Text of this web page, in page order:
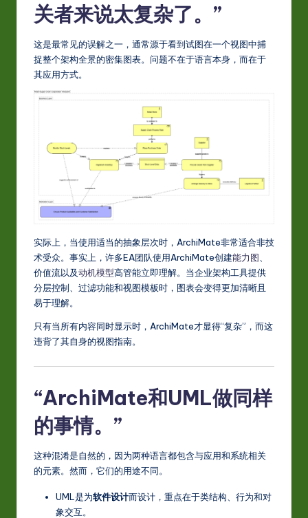
C
hi
in
A
&
ft
关者来说太复杂了。”
这是最常见的误解之一，通常源于看到试图在一个视图中捕
捉整个架构全景的密集图表。问题不在于语言本身，而在于
其应用方式。
实际上，当使用适当的抽象层次时，ArchiMate非常适合非技
术受众。事实上，许多EA团队使用ArchiMate创建能力图
价值流以及动机模型高管能立即理解。当企业架构工具提供
分层控制、过滤功能和视图模板时，图表会变得更加清晰且
易于理解。
只有当所有内容同时显示时，ArchiMate才显得“复杂”，而这
违背了其自身的视图指南。
“ArchiMate和UML做同样
的事情。”
这种混淆是自然的，因为两种语言都包含与应用和系统相关
的元素。然而，它们的用途不同。
UML是为软件设计而设计，重点在于类结构、行为和对
象交互。